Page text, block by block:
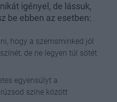
igényel, de lássuk,
be ebben az esetben:
hogy a szemsminked jól
de ne legyen túl sötét
egyensúlyt a
színe között